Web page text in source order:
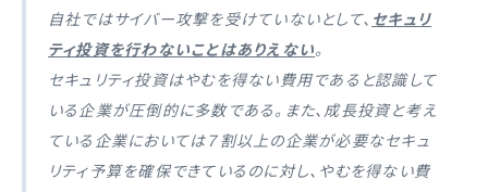
自社ではサイバー攻撃を受けていないとして、 セキュリ
ティ投資を行わないことはありえない。
セキュリティ投資はやむを得ない費用であると認識して
いる企業が圧倒的に多数である。また、成長投資と考え
ている企業においては７割以上の企業が必要なセキュ
リティ予算を確保できているのに対し、やむを得ない費